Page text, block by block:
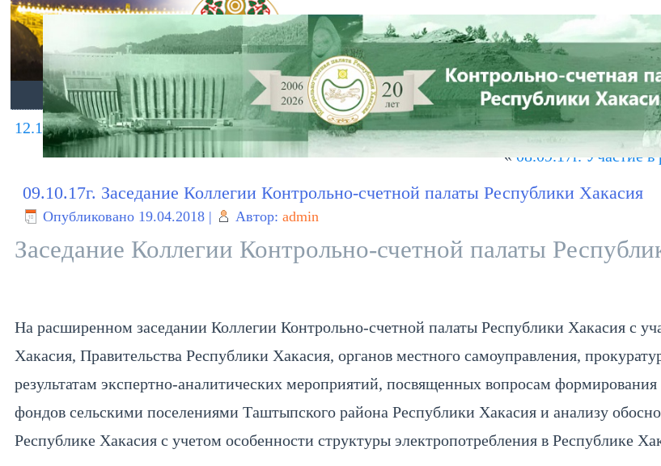
ГЛАВНАЯ О ПАЛАТЕ ДЕЯТЕЛЬНОСТЬ ПРЕСС-ЦЕНТР СОВЕТ КСО РХ
12.10.17г. Контрольно-счетная палата Республики Хакасия приняла участие в…»
«08.09.17г. Участие
09.10.17г. Заседание Коллегии Контрольно-счетной палаты Республики Хакасия
Опубликовано 19.04.2018 | Автор: admin
Заседание Коллегии Контрольно-счетной палаты
На расширенном заседании Коллегии Контрольно-счетной палаты Республики Хакасия с
Хакасия, Правительства Республики Хакасия, органов местного самоуправления,
результатам экспертно-аналитических мероприятий, посвященных вопросам
фондов сельскими поселениями Таштыпского района Республики Хакасия и анализу
Республике Хакасия с учетом особенности структуры электропотребления в Республике